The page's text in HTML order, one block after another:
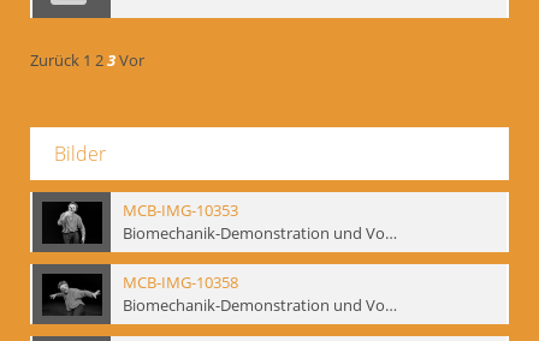
Zurück 1 23Vor
Bilder
MCB-IMG-10353
Biomechanik-Demonstration und Vortrag, Berliner Ensemble, 04.10.1991
MCB-IMG-10358
Biomechanik-Demonstration und Vortrag, Berliner Ensemble, 04.10.1991